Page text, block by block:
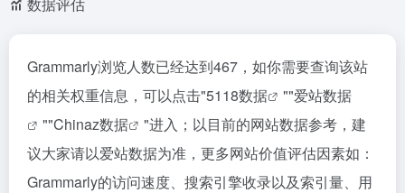
Grammarly浏览人数已经达到467，如你需要查询该站
的相关权重信息，可以点击"5118数据 ""爱站数据
""Chinaz数据
"进入；以目前的网站数据参考，建
议大家请以爱站数据为准，更多网站价值评估因素如：
Grammarly的访问速度、搜索引擎收录以及索引量、用